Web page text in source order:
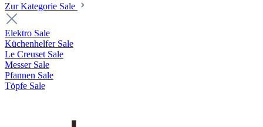
Zur Kategorie Sale
Elektro Sale
Küchenhelfer Sale
Le Creuset Sale
Messer Sale
Pfannen Sale
Töpfe Sale